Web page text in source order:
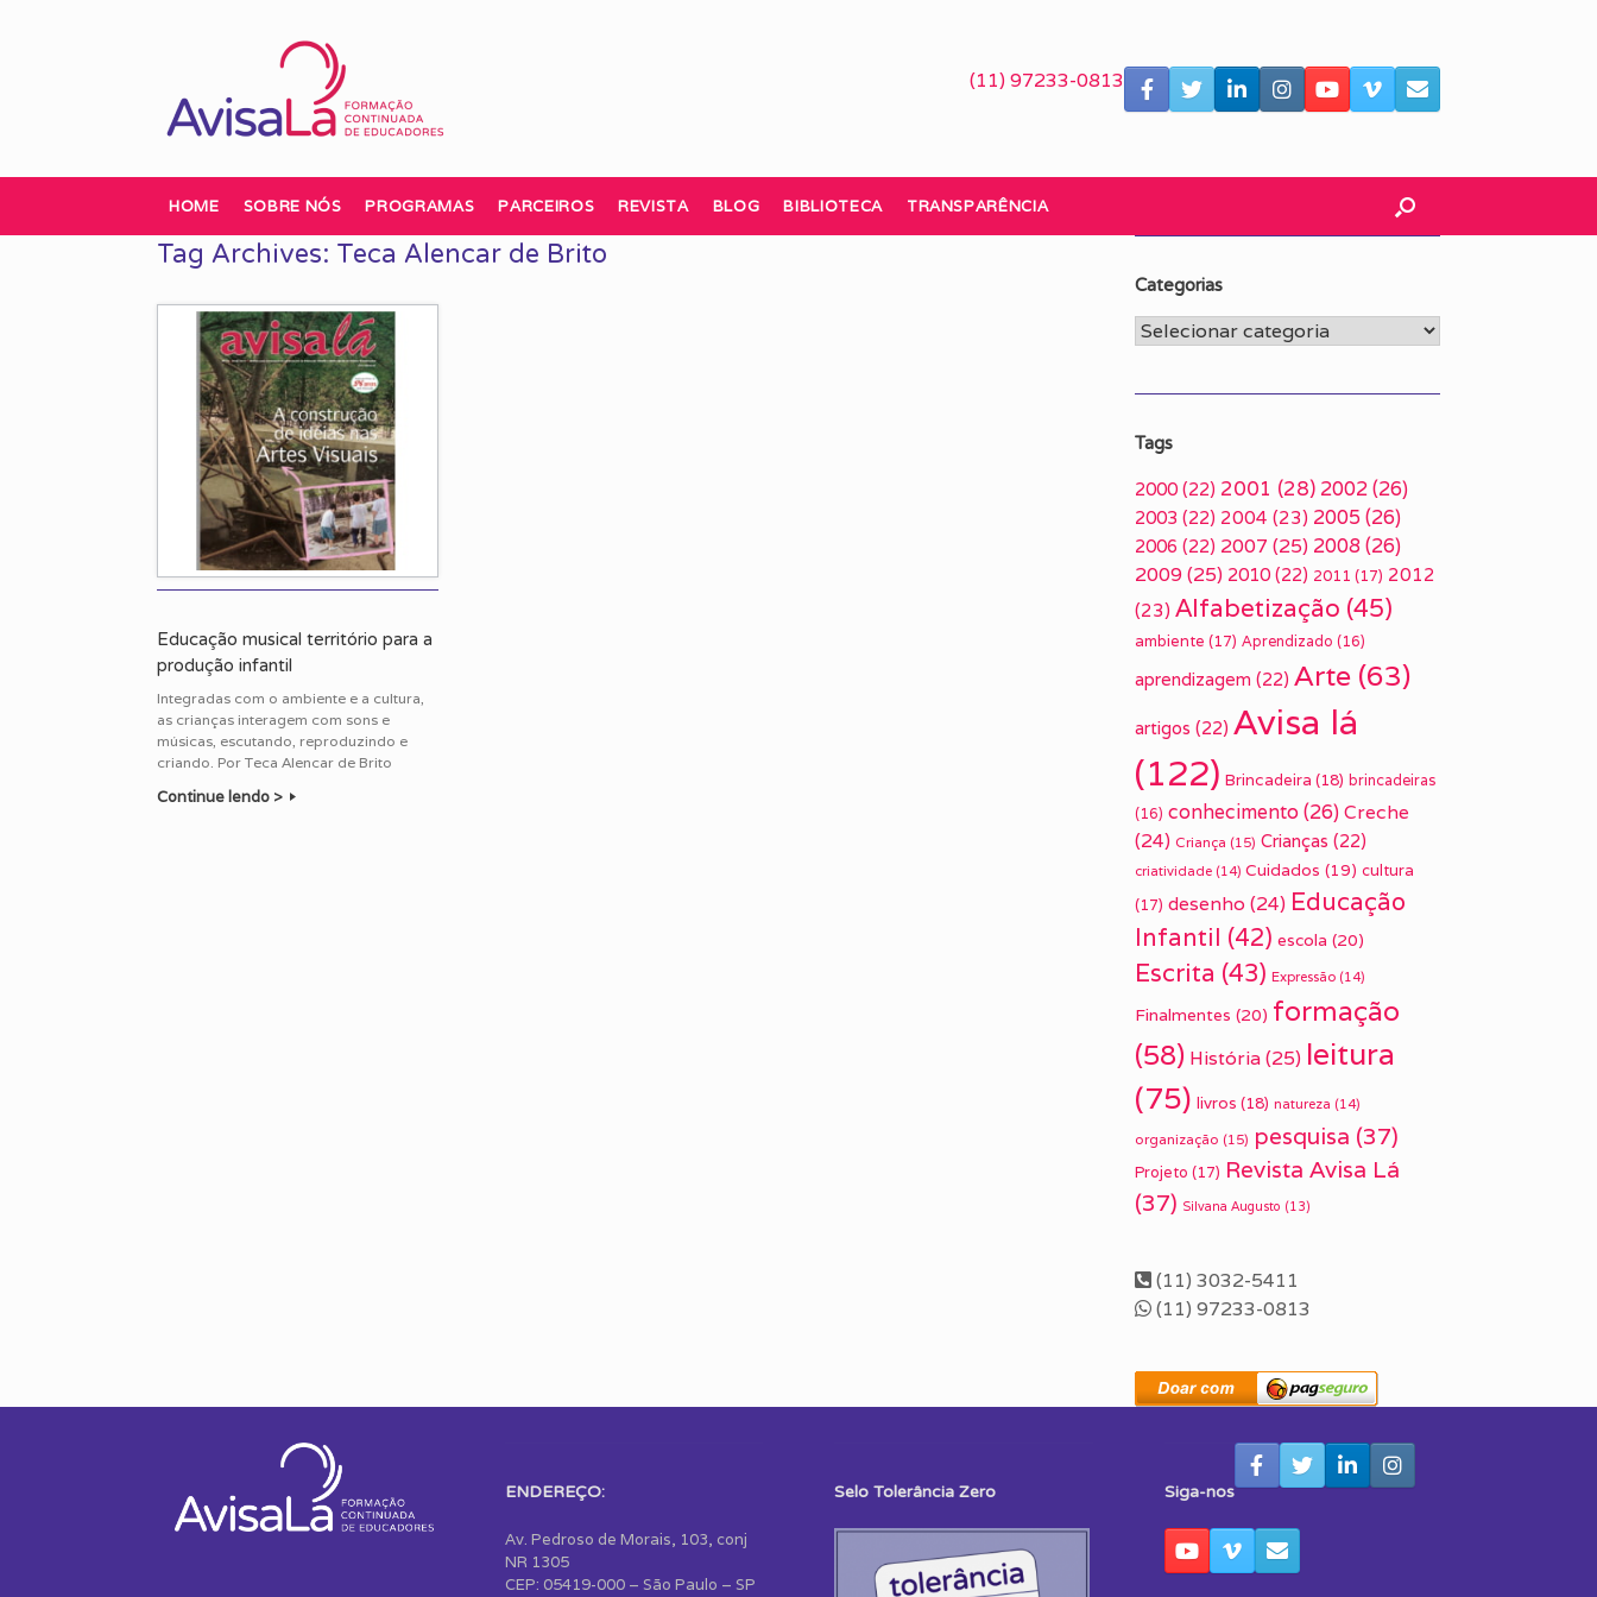
(11) 97233-0813
HOME SOBRE NÓS PROGRAMAS PARCEIROS REVISTA BLOG BIBLIOTECA TRANSPARÊNCIA
Tag Archives: Teca Alencar de Brito
Educação musical território para a
produção infantil
Integradas com o ambiente e a cultura,
as crianças interagem com sons e
músicas, escutando, reproduzindo e
criando. Por Teca Alencar de Brito
Continue lendo >
Categorias
Categorias
Tags
2000 (22) 2001 (28) 2002(26)
2003 (22) 2004 (23) 2005 (26)
2006 (22) 2007 (25) 2008(26)
2009(25) 2010 (22) 2011 (17) 2012
(23) Alfabetização (45)
ambiente (17) Aprendizado (16)
aprendizagem (22) Arte (63)
artigos (22) Avisa lá
(122) Brincadeira (18) brincadeiras
(16) conhecimento(26) Creche
(24) Criança (15) Crianças (22)
criatividade (14) Cuidados (19) cultura
(17) desenho (24) Educação
Infantil (42) escola (20)
Escrita (43) Expressão (14)
Finalmentes (20) formação
(58) História(25) leitura
(75) livros (18) natureza (14)
organização (15) pesquisa (37)
Projeto (17) Revista Avisa Lá
(37) Silvana Augusto (13)
(11) 3032-5411
(11) 97233-0813
ENDEREÇO:
Av. Pedroso de Morais, 103, conj
NR 1305
CEP: 05419-000 – São Paulo – SP
Selo Tolerância Zero Siga-nos